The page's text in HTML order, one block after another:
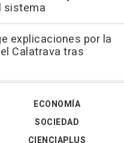
sistema
explicaciones por la
Calatrava tras
ECONOMÍA
SOCIEDAD
CIENCIAPLUS